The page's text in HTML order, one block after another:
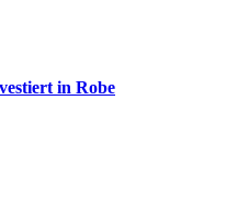
in Robe